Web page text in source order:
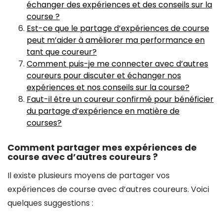
échanger des expériences et des conseils sur la
course ?
Est-ce que le partage d’expériences de course
peut m’aider à améliorer ma performance en
tant que coureur?
Comment puis-je me connecter avec d’autres
coureurs pour discuter et échanger nos
expériences et nos conseils sur la course?
Faut-il être un coureur confirmé pour bénéficier
du partage d’expérience en matière de
courses?
Comment partager mes expériences de
course avec d’autres coureurs ?
Il existe plusieurs moyens de partager vos
expériences de course avec d’autres coureurs. Voici
quelques suggestions :